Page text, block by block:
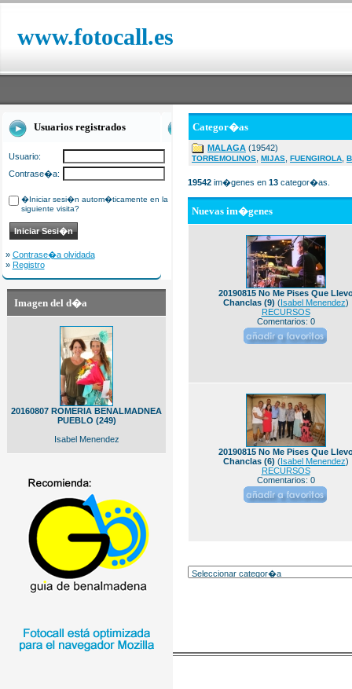
www.fotocall.es
Usuarios registrados
Usuario:
Contrase�a:
�Iniciar sesi�n autom�ticamente en la
siguiente visita?
» Contrase�a olvidada
» Registro
Imagen del d�a
20160807 ROMERIA BENALMADNEA
PUEBLO (249)
Isabel Menendez
Categor�as
MALAGA (19542)
TORREMOLINOS MIJAS FUENGIROLA
19542 im�genes en 13 categor�as.
Nuevas im�genes
20190815 No Me Pises Que
Chanclas (9) (Isabel Menendez)
RECURSOS
Comentarios: 0
20190815 No Me Pises Que
Chanclas (6) (Isabel Menendez)
RECURSOS
Comentarios: 0